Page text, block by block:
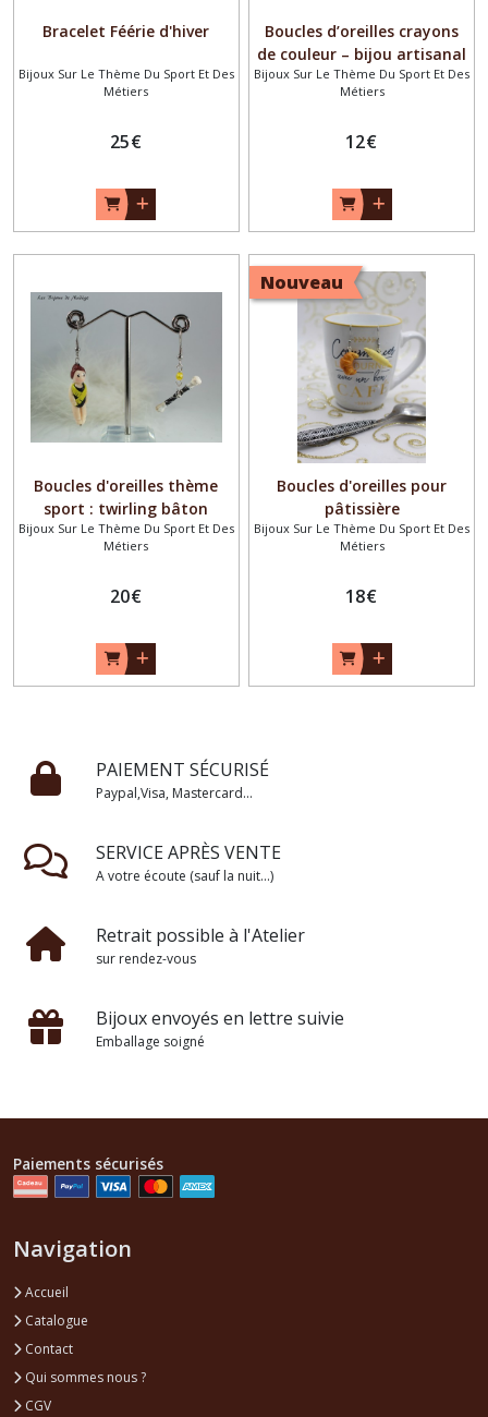
Bracelet Féérie d'hiver
Bijoux Sur Le Thème Du Sport Et Des
Métiers
25€
Boucles d’oreilles crayons
de couleur – bijou artisanal
original – idée cadeau
maîtresse, prof ou artiste
Bijoux Sur Le Thème Du Sport Et Des
Métiers
12€
Boucles d'oreilles thème
sport : twirling bâton
Bijoux Sur Le Thème Du Sport Et Des
Métiers
20€
Nouveau
Boucles d'oreilles pour
pâtissière
Bijoux Sur Le Thème Du Sport Et Des
Métiers
18€
PAIEMENT SÉCURISÉ
Paypal,Visa, Mastercard...
SERVICE APRÈS VENTE
A votre écoute (sauf la nuit...)
Retrait possible à l'Atelier
sur rendez-vous
Bijoux envoyés en lettre suivie
Emballage soigné
Paiements sécurisés
Navigation
Accueil
Catalogue
Contact
Qui sommes nous ?
CGV